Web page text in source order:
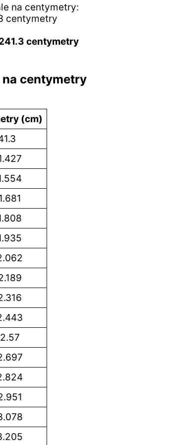
na centymetry:
centymetry
centymetry
centymetry
(cm)